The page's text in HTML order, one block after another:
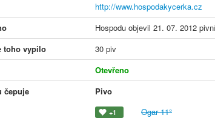
http://www.hospodakycerka.cz
Hospodu objevil 21. 07. 2012
toho vypilo
30 piv
Otevřeno
čepuje
Pivo
+1 Ogar 11°